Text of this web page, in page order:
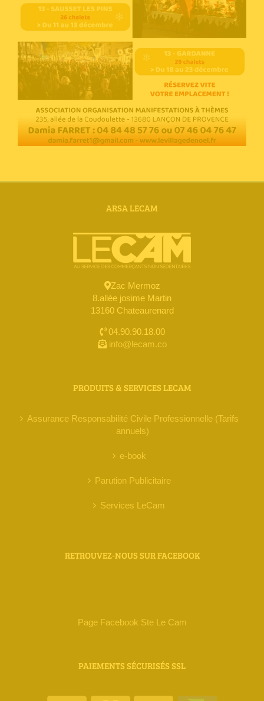
Accéder au site
ARSA LECAM
Zac Mermoz
8.allée josime Martin
13160 Chateaurenard
04.90.90.18.00
info@lecam.co
PRODUITS & SERVICES LECAM
Assurance Responsabilité Civile Professionnelle (Tarifs
annuels)
e-book
Parution Publicitaire
Services LeCam
RETROUVEZ-NOUS SUR FACEBOOK
Page Facebook Ste Le Cam
PAIEMENTS SÉCURISÉS SSL